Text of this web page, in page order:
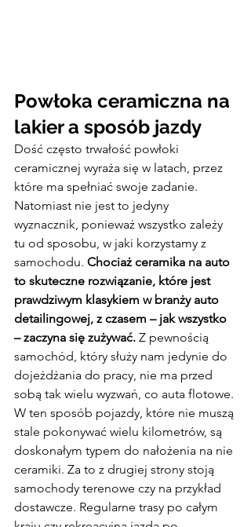
Powłoka ceramiczna na
lakier a sposób jazdy
Dość często trwałość powłoki
ceramicznej wyraża się w latach, przez
które ma spełniać swoje zadanie.
Natomiast nie jest to jedyny
wyznacznik, ponieważ wszystko zależy
tu od sposobu, w jaki korzystamy z
samochodu. Chociaż ceramika na auto
to skuteczne rozwiązanie, które jest
prawdziwym klasykiem w branży auto
detailingowej, z czasem – jak wszystko
– zaczyna się zużywać. Z pewnością
samochód, który służy nam jedynie do
dojeżdżania do pracy, nie ma przed
sobą tak wielu wyzwań, co auta flotowe.
W ten sposób pojazdy, które nie muszą
stale pokonywać wielu kilometrów, są
doskonałym typem do nałożenia na nie
ceramiki. Za to z drugiej strony stoją
samochody terenowe czy na przykład
dostawcze. Regularne trasy po całym